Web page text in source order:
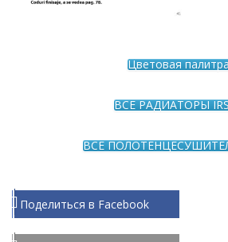
Цветовая
ВСЕ РАДИАТОРЫ
ВСЕ
Поделиться в Facebook